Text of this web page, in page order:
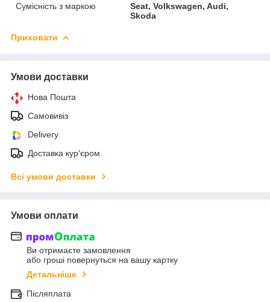
Сумісність з маркою
Seat, Volkswagen, Audi,
Skoda
Приховати
Умови доставки
Нова Пошта
Самовивіз
Delivery
Доставка кур'єром
Всі умови доставки
Умови оплати
Ви отримаєте замовлення
або гроші повернуться на вашу картку
Детальніше
Післяплата